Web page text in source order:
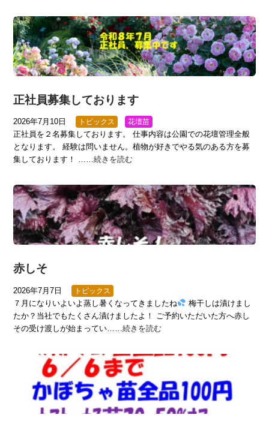
正社員募集しております
2026年7月10日 トピックス 花壇苗
正社員を２名募集しております。 仕事内容は公園での花壇管理全般
となります。 経験は問いません。植物が好きでやる気のある方を募
集しております！ ……続きを読む
赤しそ
2026年7月7日 トピックス
７月になりいよいよ蒸し暑くなってきましたね
梅干しは漬けまし
たか？当社でもたくさん漬けましたよ！ ご予約いただいた方へ赤し
その受け渡しが始まってい……続きを読む